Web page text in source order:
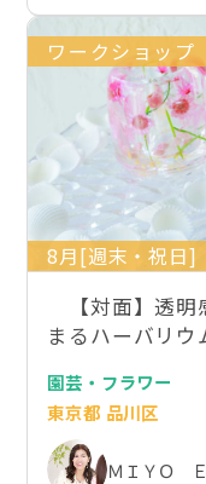
ワークショップ
8月[週末・祝日]
【対面】透
まるハーバリ
園芸・フラワー
東京都 品川区
ＭＩＹＯ